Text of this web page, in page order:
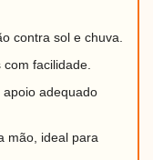
contra sol e chuva.
facilidade.
adequado
mão, ideal para